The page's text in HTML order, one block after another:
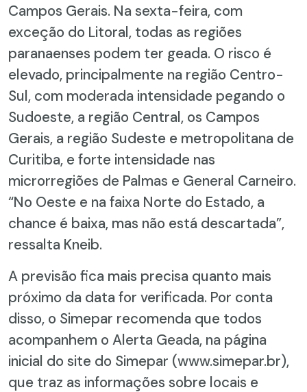
Campos Gerais. Na sexta-feira, com
exceção do Litoral, todas as regiões
paranaenses podem ter geada. O risco é
elevado, principalmente na região Centro-
Sul, com moderada intensidade pegando o
Sudoeste, a região Central, os Campos
Gerais, a região Sudeste e metropolitana de
Curitiba, e forte intensidade nas
microrregiões de Palmas e General Carneiro.
“No Oeste e na faixa Norte do Estado, a
chance é baixa, mas não está descartada”,
ressalta Kneib.
A previsão fica mais precisa quanto mais
próximo da data for verificada. Por conta
disso, o Simepar recomenda que todos
acompanhem o Alerta Geada, na página
inicial do site do Simepar (www.simepar.br),
que traz as informações sobre locais e